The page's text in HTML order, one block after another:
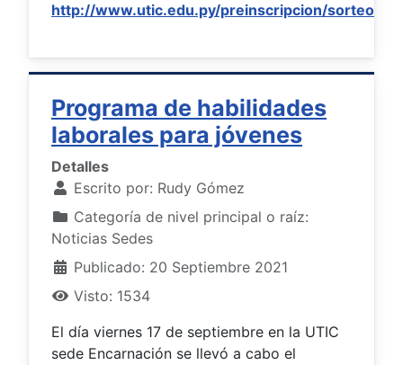
http://www.utic.edu.py/preinscripcion/
Programa de habilidades
laborales para jóvenes
Detalles
Escrito por: Rudy Gómez
Categoría de nivel principal o raíz:
Noticias Sedes
Publicado: 20 Septiembre 2021
Visto: 1534
El día viernes 17 de septiembre en la UTIC
sede Encarnación se llevó a cabo el